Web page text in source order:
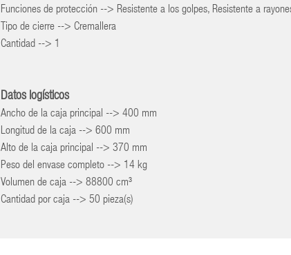
Funciones de protección --> Resistente a los golpes, Resistente a
Tipo de cierre --> Cremallera
Cantidad --> 1
Datos logísticos
Ancho de la caja principal --> 400 mm
Longitud de la caja --> 600 mm
Alto de la caja principal --> 370 mm
Peso del envase completo --> 14 kg
Volumen de caja --> 88800 cm³
Cantidad por caja --> 50 pieza(s)